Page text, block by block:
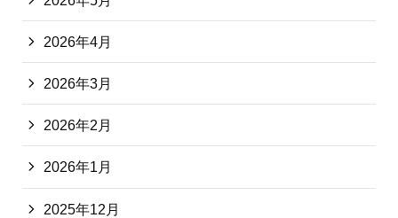
2026年4月
2026年3月
2026年2月
2026年1月
2025年12月